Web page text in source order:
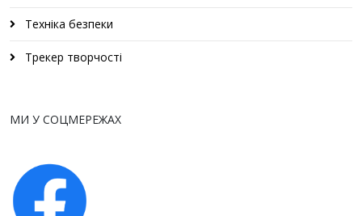
Техніка безпеки
Трекер творчості
МИ У СОЦМЕРЕЖАХ